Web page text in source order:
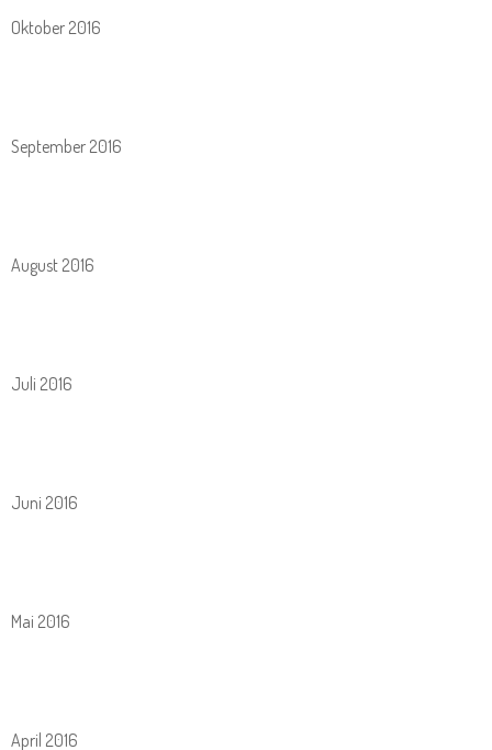
Oktober 2016
September 2016
August 2016
Juli 2016
Juni 2016
Mai 2016
April 2016